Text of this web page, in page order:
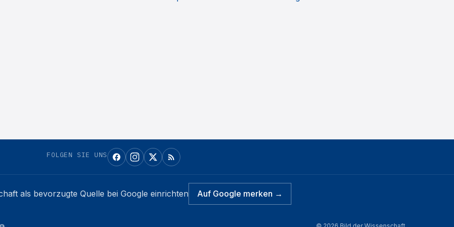
FOLGEN SIE UNS
als bevorzugte Quelle bei Google einrichten Auf Google merken →